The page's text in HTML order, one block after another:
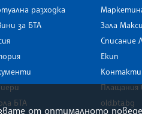
разходка
за БТА
БТА
Зала
Списание
Екип
Контакти
Плащания
old.bta.bg
от оптималното